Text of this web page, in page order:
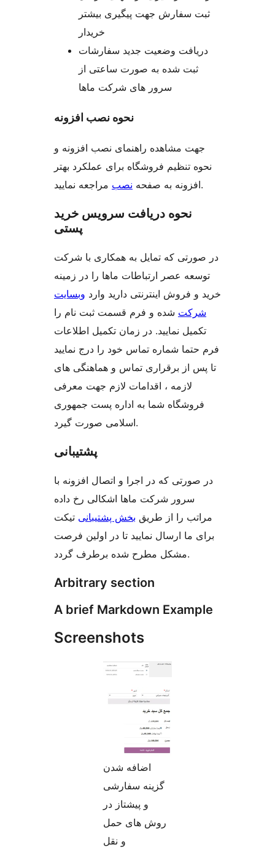
ثبت سفارش جهت پیگیری بیشتر
خریدار
دریافت وضعیت جدید سفارشات
ثبت شده به صورت ساعتی از
سرور های شرکت ماها
نحوه نصب افزونه
جهت مشاهده راهنمای نصب افزونه و
نحوه تنظیم فروشگاه برای عملکرد بهتر
افزونه به صفحه نصب مراجعه نمایید.
نحوه دریافت سرویس خرید
پستی
در صورتی که تمایل به همکاری با شرکت
توسعه عصر ارتباطات ماها را در زمینه
خرید و فروش اینترنتی دارید وارد وبسایت
شرکت شده و فرم قسمت ثبت نام را
تکمیل نمایید. در زمان تکمیل اطلاعات
فرم حتما شماره تماس خود را درج نمایید
تا پس از برقراری تماس و هماهنگی های
لازمه ، اقدامات لازم جهت معرفی
فروشگاه شما به اداره پست جمهوری
اسلامی صورت گیرد.
پشتیبانی
در صورتی که در اجرا و اتصال افزونه با
سرور شرکت ماها اشکالی رخ داده
مراتب را از طریق بخش پشتیبانی تیکت
برای ما ارسال نمایید تا در اولین فرصت
مشکل مطرح شده برطرف گردد.
Arbitrary section
A brief Markdown Example
Screenshots
اضافه شدن
گزینه سفارشی
و پیشتاز در
روش های حمل
و نقل